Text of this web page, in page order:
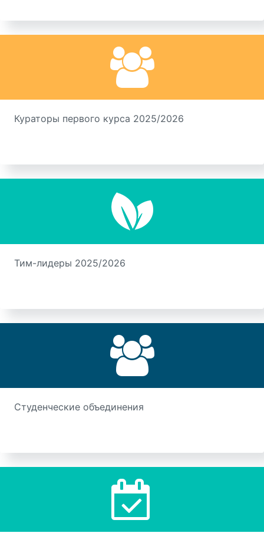
Кураторы первого курса 2025/2026
Тим-лидеры 2025/2026
Студенческие объединения